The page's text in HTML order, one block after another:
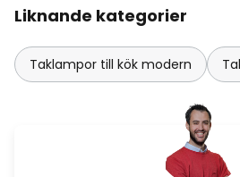
Liknande kategorier
Taklampor till kök modern